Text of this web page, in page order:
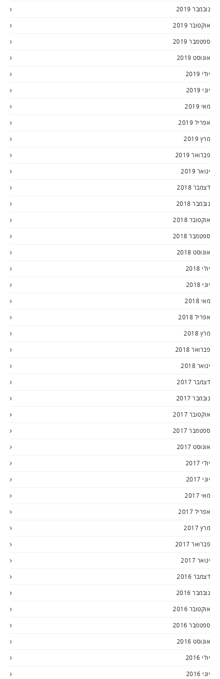
נובמבר 2019
אוקטובר 2019
ספטמבר 2019
אוגוסט 2019
יולי 2019
יוני 2019
מאי 2019
אפריל 2019
מרץ 2019
פברואר 2019
ינואר 2019
דצמבר 2018
נובמבר 2018
אוקטובר 2018
ספטמבר 2018
אוגוסט 2018
יולי 2018
יוני 2018
מאי 2018
אפריל 2018
מרץ 2018
פברואר 2018
ינואר 2018
דצמבר 2017
נובמבר 2017
אוקטובר 2017
ספטמבר 2017
אוגוסט 2017
יולי 2017
יוני 2017
מאי 2017
אפריל 2017
מרץ 2017
פברואר 2017
ינואר 2017
דצמבר 2016
נובמבר 2016
אוקטובר 2016
ספטמבר 2016
אוגוסט 2016
יולי 2016
יוני 2016